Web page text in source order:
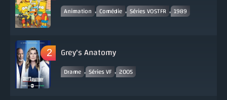
Animation , Comédie , Séries VOSTFR , 1989
Grey's Anatomy
Drame , Séries VF , 2005